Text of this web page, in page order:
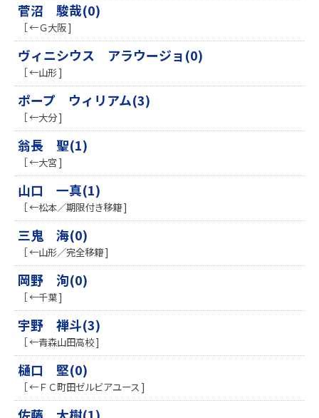
菅沼 駿哉(0)
［ ←Ｇ大阪 ]
ヴィニシウス アラウージョ(0)
［ ←山形 ]
ポープ ウィリアム(3)
［ ←大分 ]
翁長 聖(1)
［ ←大宮 ]
山口 一真(1)
［ ←松本／期限付き移籍 ]
三鬼 海(0)
［ ←山形／完全移籍 ]
岡野 洵(0)
［ ←千葉 ]
宇野 禅斗(3)
［ ←青森山田高校 ]
樋口 堅(0)
［ ←ＦＣ町田ゼルビアユース ]